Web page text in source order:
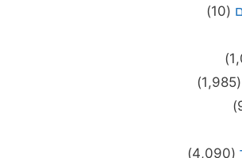
(10)
(1,985)
(4,090)